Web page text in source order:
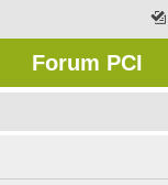
Forum PCI